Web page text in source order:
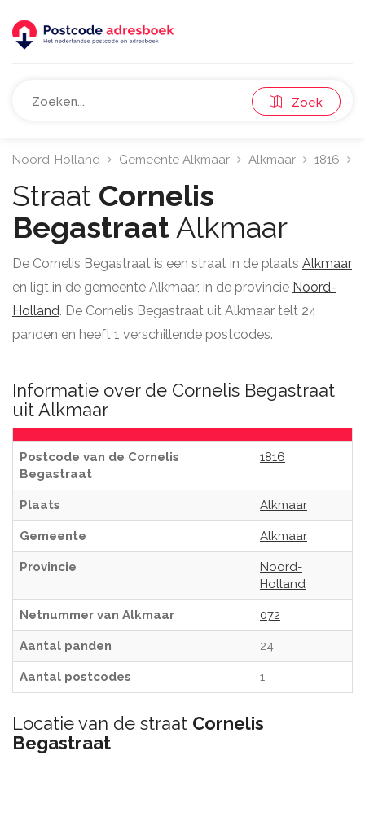
Zoek
Noord-Holland Gemeente Alkmaar Alkmaar 1816
Straat Cornelis
Begastraat Alkmaar
De Cornelis Begastraat is een straat in de plaats Alkmaar
en ligt in de gemeente Alkmaar, in de provincie Noord-
Holland. De Cornelis Begastraat uit Alkmaar telt 24
panden en heeft 1 verschillende postcodes.
Informatie over de Cornelis Begastraat
uit Alkmaar
Postcode van de Cornelis
Begastraat
1816
Plaats Alkmaar
Gemeente Alkmaar
Provincie
Noord-
Holland
Netnummer van Alkmaar 072
Aantal panden 24
Aantal postcodes 1
Locatie van de straat Cornelis
Begastraat